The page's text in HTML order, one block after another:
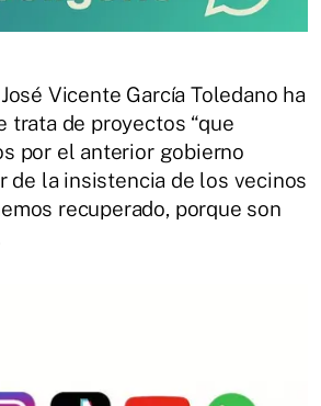
Vicente García Toledano ha
trata de proyectos “que
por el anterior gobierno
de la insistencia de los vecinos
recuperado, porque son